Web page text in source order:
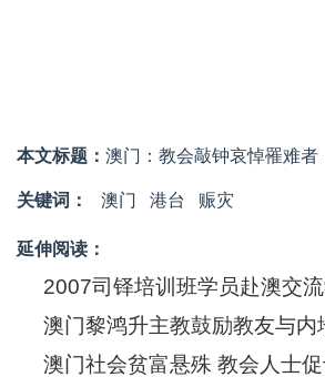
本文标题： 澳门：教会敲钟哀悼罹难者
关键词： 澳门 港台 赈灾
延伸阅读：
2007司铎培训班学员赴澳交
澳门社会贫富悬殊 教会人士